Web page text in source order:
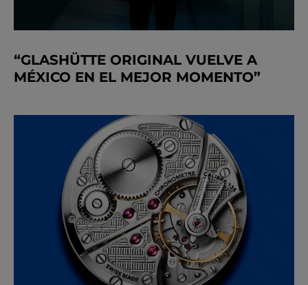
“GLASHÜTTE ORIGINAL VUELVE A
MÉXICO EN EL MEJOR MOMENTO”